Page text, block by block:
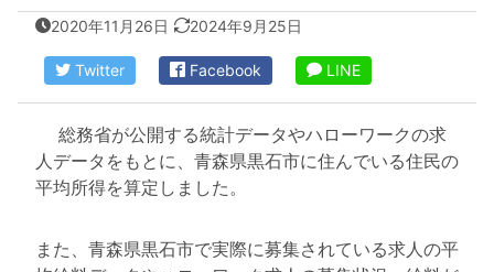
2020年11月26日 2024年9月25日
Twitter Facebook LINE
総務省が公開する統計データやハローワークの求
人データをもとに、青森県黒石市に住んでいる住民の
平均所得を算定しました。
また、青森県黒石市で実際に募集されている求人の平